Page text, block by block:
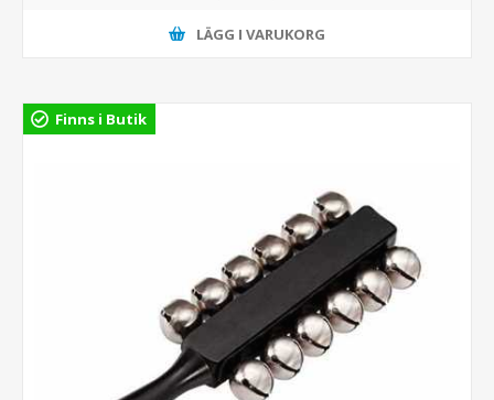
LÄGG I VARUKORG
Finns i Butik